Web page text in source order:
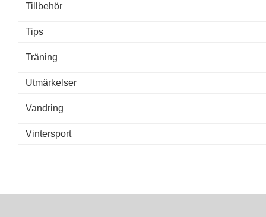
Tillbehör
Tips
Träning
Utmärkelser
Vandring
Vintersport